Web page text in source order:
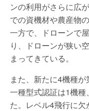
ンの利用がさらに広
での資機材や農産物
一方で、ドローンで
り、ドローンが狭い
まってきている。
また、新たに4機種
一種型式認証は1機
た。レベル4飛行に欠